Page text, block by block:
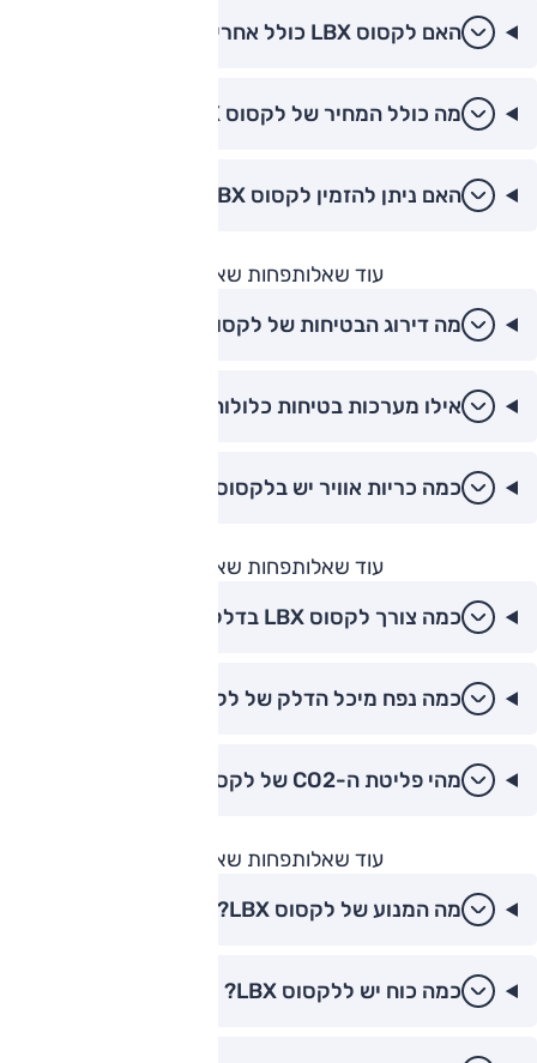
האם לקסוס LBX כולל אחריות יצרן?
מה כולל המחיר של לקסוס LBX?
האם ניתן להזמין לקסוס LBX באינטרנט?
עוד שאלותפחות שאלות
מה דירוג הבטיחות של לקסוס LBX?
אילו מערכות בטיחות כלולות בלקסוס LBX?
כמה כריות אוויר יש בלקסוס LBX?
עוד שאלותפחות שאלות
כמה צורך לקסוס LBX בדלק?
כמה נפח מיכל הדלק של לקסוס LBX?
מהי פליטת ה-CO2 של לקסוס LBX?
עוד שאלותפחות שאלות
מה המנוע של לקסוס LBX?
כמה כוח יש ללקסוס LBX?